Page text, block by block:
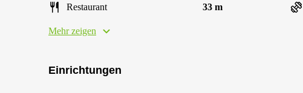
Restaurant 33 m
Mehr zeigen
Einrichtungen